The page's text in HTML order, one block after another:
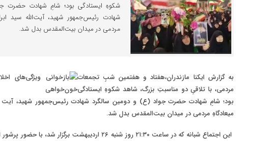
شکوهِ ایستادگی بود؛ شامِ شهادت حضرت
شهادت رئیس‌جمهور شهید، آیت‌الله سید
مردمی در میدان بیت‌المقدس بدل شد.
به گزارش ایکنا مازندران،هفتاد و هفتمین شبِ تجمعات
مردمی، با تلاقیِ دو مناسبتِ بزرگ، شاهد شکوهِ ایستادگی
بود؛ شامِ شهادت حضرت جواد (ع) و دومین سالگرد شهادت رئیس‌جمهور شهید، آیت
میعادگاهِ مردمی در میدان بیت‌المقدس بدل شد.
این اجتماع شبانه که در ساعت ۲۱:۳۰ روز شنبه ۲۶ اردیبهشت